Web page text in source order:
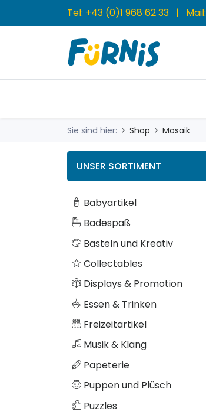
Tel: +43 (0)1 968 62 33 | Mail:
Sie sind hier: Shop Mosaik
UNSER SORTIMENT
Babyartikel
Badespaß
Basteln und Kreativ
Collectables
Displays & Promotion
Essen & Trinken
Freizeitartikel
Musik & Klang
Papeterie
Puppen und Plüsch
Puzzles